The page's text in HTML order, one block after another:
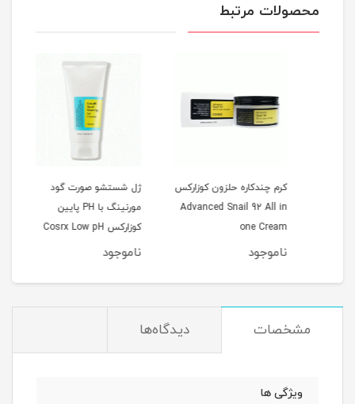
محصولات مرتبط
کرم چندکاره حلزون کوزارکس
Advanced Snail 92 All in
one Cream
ناموجود
ژل شستشو صورت گود
مورنینگ با PH پایین
کوزارکس Cosrx Low pH
Good Morning Gel
ناموجود
مشخصات دیدگاه‌ها
ویژگی ها